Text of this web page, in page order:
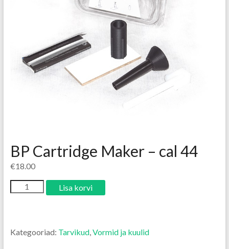
BP Cartridge Maker – cal 44
€18.00
Lisa korvi
Kategooriad: Tarvikud,Vormid ja kuulid